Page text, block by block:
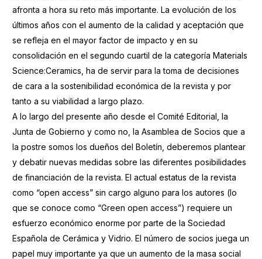
afronta a hora su reto más importante. La evolución de los
últimos años con el aumento de la calidad y aceptación que
se refleja en el mayor factor de impacto y en su
consolidación en el segundo cuartil de la categoría Materials
Science:Ceramics, ha de servir para la toma de decisiones
de cara a la sostenibilidad económica de la revista y por
tanto a su viabilidad a largo plazo.
A lo largo del presente año desde el Comité Editorial, la
Junta de Gobierno y como no, la Asamblea de Socios que a
la postre somos los dueños del Boletín, deberemos plantear
y debatir nuevas medidas sobre las diferentes posibilidades
de financiación de la revista. El actual estatus de la revista
como “open access” sin cargo alguno para los autores (lo
que se conoce como “Green open access”) requiere un
esfuerzo económico enorme por parte de la Sociedad
Española de Cerámica y Vidrio. El número de socios juega un
papel muy importante ya que un aumento de la masa social